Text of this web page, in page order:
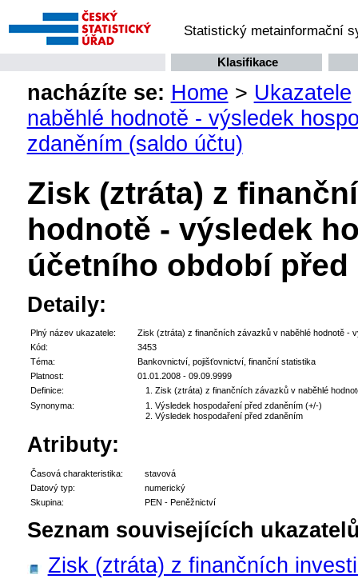
Statistický metainformační
Klasifikace
nacházíte se: Home > Ukazatele
naběhlé hodnotě - výsledek
zdaněním (saldo účtu)
Zisk (ztráta) z
hodnotě - výsledek
účetního období
Detaily:
Plný název ukazatele:
Zisk (ztráta) z finančních závazků v naběhlé hodnotě -
Kód:
3453
Téma:
Bankovnictví, pojišťovnictví, finanční statistika
Platnost:
01.01.2008 - 09.09.9999
Definice:
Zisk (ztráta) z finančních závazků v naběhlé
Synonyma:
Výsledek hospodaření před zdaněním (+/-)
Výsledek hospodaření před zdaněním
Atributy:
Časová charakteristika:
stavová
Datový typ:
numerický
Skupina:
PEN - Peněžnictví
Seznam souvisejících
Zisk (ztráta) z finančních